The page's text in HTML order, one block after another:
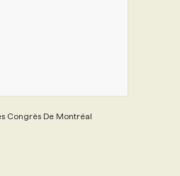
Congrès De Montréal